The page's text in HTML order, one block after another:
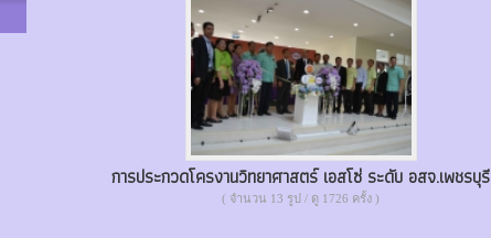
การประกวดโครงานวิทยาศาสตร์ เอสโซ่ ระดับ อสจ.เพชรบุรี
( จำนวน 13 รูป / ดู 1726 ครั้ง )